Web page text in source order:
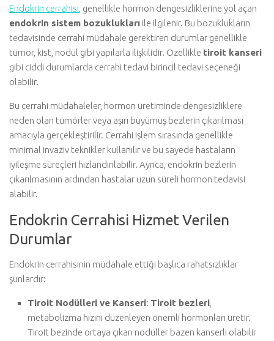
Endokrin cerrahisi , genellikle hormon dengesizliklerine yol açan
endokrin sistem bozuklukları ile ilgilenir. Bu bozuklukların
tedavisinde cerrahi müdahale gerektiren durumlar genellikle
tümör, kist, nodül gibi yapılarla ilişkilidir. Özellikle tiroit kanseri
gibi ciddi durumlarda cerrahi tedavi birincil tedavi seçeneği
olabilir.
Bu cerrahi müdahaleler, hormon üretiminde dengesizliklere
neden olan tümörler veya aşırı büyümüş bezlerin çıkarılması
amacıyla gerçekleştirilir. Cerrahi işlem sırasında genellikle
minimal invaziv teknikler kullanılır ve bu sayede hastaların
iyileşme süreçleri hızlandırılabilir. Ayrıca, endokrin bezlerin
çıkarılmasının ardından hastalar uzun süreli hormon tedavisi
alabilir.
Endokrin Cerrahisi Hizmet Verilen
Durumlar
Endokrin cerrahisinin müdahale ettiği başlıca rahatsızlıklar
şunlardır:
Tiroit Nodülleri ve Kanseri: Tiroit bezleri
metabolizma hızını düzenleyen önemli hormonları üretir.
Tiroit bezinde ortaya çıkan nodüller bazen kanserli olabilir